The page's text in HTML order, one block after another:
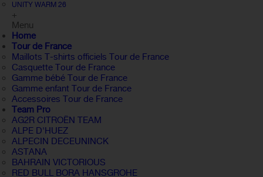
UNITY WARM 26
+
Menu
Home
Tour de France
Maillots T-shirts officiels Tour de France
Casquette Tour de France
Gamme bébé Tour de France
Gamme enfant Tour de France
Accessoires Tour de France
Team Pro
AG2R CITROËN TEAM
ALPE D'HUEZ
ALPECIN DECEUNINCK
ASTANA
BAHRAIN VICTORIOUS
RED BULL BORA HANSGROHE